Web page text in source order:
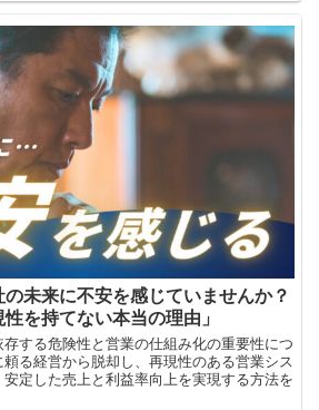
未来に不安を感じていませんか？
性を持てない本当の理由」
する危険性と営業の仕組み化の重要性につ
る経営から脱却し、再現性のある営業シス
定した売上と利益率向上を実現する方法を